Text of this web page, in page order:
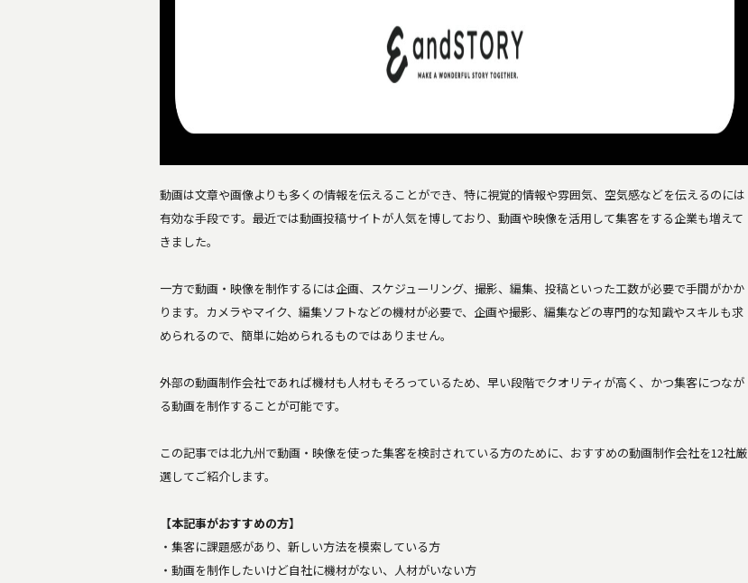
動画は文章や画像よりも多くの情報を伝えることができ、特に視覚的情報や雰囲気、空気感などを伝えるのには
有効な手段です。最近では動画投稿サイトが人気を博しており、動画や映像を活用して集客をする企業も増えて
きました。
一方で動画・映像を制作するには企画、スケジューリング、撮影、編集、投稿といった工数が必要で手間がかか
ります。カメラやマイク、編集ソフトなどの機材が必要で、企画や撮影、編集などの専門的な知識やスキルも求
められるので、簡単に始められるものではありません。
外部の動画制作会社であれば機材も人材もそろっているため、早い段階でクオリティが高く、かつ集客につなが
る動画を制作することが可能です。
この記事では北九州で動画・映像を使った集客を検討されている方のために、おすすめの動画制作会社を12社厳
選してご紹介します。
【本記事がおすすめの方】
・集客に課題感があり、新しい方法を模索している方
・動画を制作したいけど自社に機材がない、人材がいない方